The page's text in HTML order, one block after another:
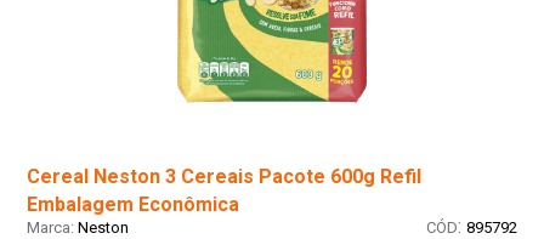
Cereal Neston 3 Cereais Pacote 600g Refil
Embalagem Econômica
Neston : 895792